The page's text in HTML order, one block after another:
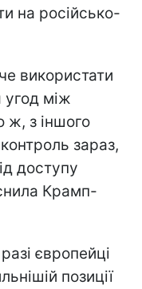
на російсько-
використати
угод між
ж, з іншого
зараз,
доступу
Крамп-
європейці
позиції